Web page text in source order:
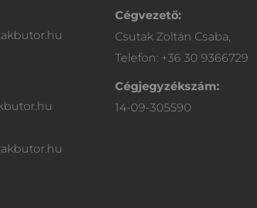
Cégvezető:
Csutak Zoltán Csaba,
Telefon: +36 30 9366729
Cégjegyzékszám:
14-09-305590